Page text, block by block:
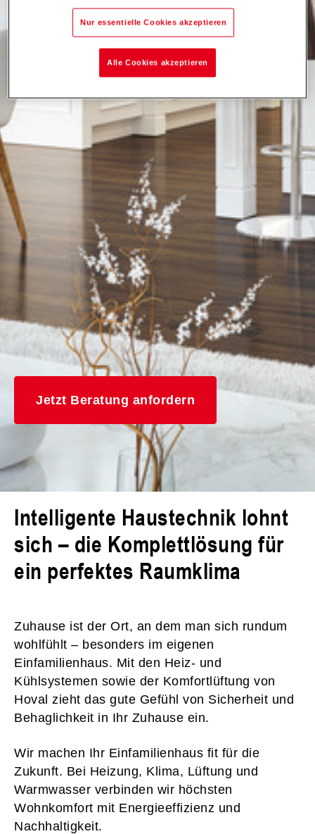
Jetzt Beratung anfordern
Intelligente Haustechnik lohnt
sich – die Komplettlösung für
ein perfektes Raumklima
Zuhause ist der Ort, an dem man sich rundum
wohlfühlt – besonders im eigenen
Einfamilienhaus. Mit den Heiz- und
Kühlsystemen sowie der Komfortlüftung von
Hoval zieht das gute Gefühl von Sicherheit und
Behaglichkeit in Ihr Zuhause ein.
Wir machen Ihr Einfamilienhaus fit für die
Zukunft. Bei Heizung, Klima, Lüftung und
Warmwasser verbinden wir höchsten
Wohnkomfort mit Energieeffizienz und
Nachhaltigkeit.
Nur essentielle Cookies akzeptieren
Alle Cookies akzeptieren